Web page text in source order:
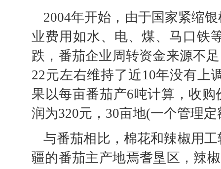
2004年开始，由于国家紧缩
业费用如水、电、煤、马口铁
跌，番茄企业周转资金来源不
22元左右维持了近10年没有上
果以每亩番茄产6吨计算，收
润为320元，30亩地(一个管理
与番茄相比，棉花和辣椒用
疆的番茄主产地焉耆垦区，辣